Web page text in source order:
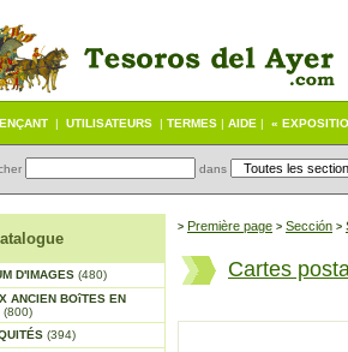
| UTILISATEURS | TERMES | AIDE | «
dans
D'IMAGES (480)
ANCIEN BOîTES EN
(800)
(394)
> Première page > Sección >
Cartes